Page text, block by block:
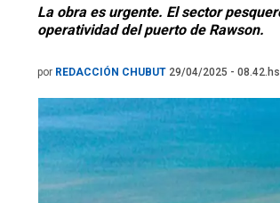
La obra es urgente. El sector
operatividad del puerto de Rawson.
por REDACCIÓN CHUBUT 29/04/2025 - 08.42.hs